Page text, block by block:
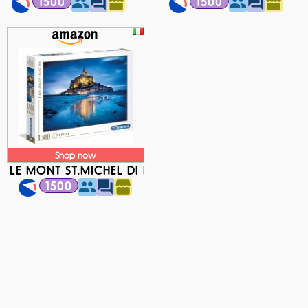
Shop now
LE MONT ST.MICHEL DI NOTTE
1500